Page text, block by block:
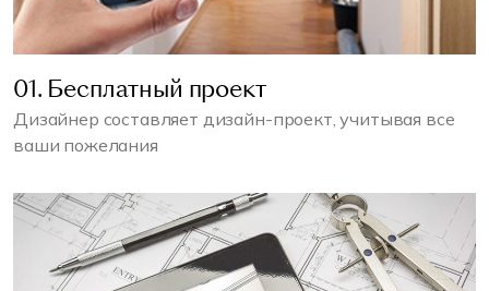
01. Бесплатный проект
Дизайнер составляет дизайн-проект, учитывая все
ваши пожелания